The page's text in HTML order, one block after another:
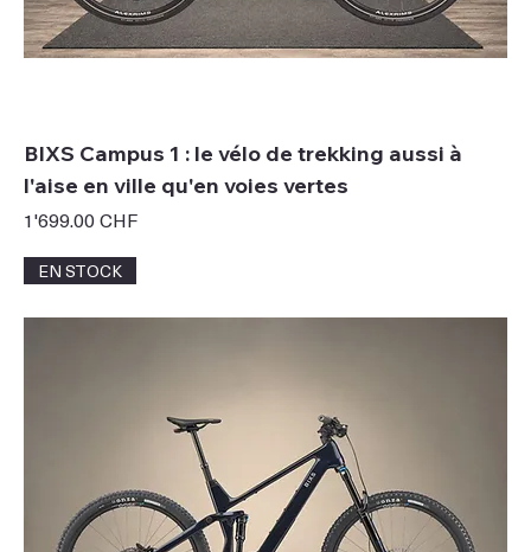
BIXS Campus 1 : le vélo de trekking aussi à
l'aise en ville qu'en voies vertes
Prix
1'699.00 CHF
EN STOCK